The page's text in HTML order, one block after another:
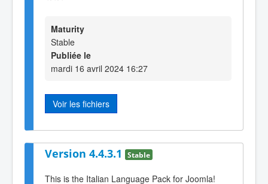
Maturity
Stable
Publiée le
mardi 16 avril 2024 16:27
Voir les fichiers
Version 4.4.3.1 Stable
This is the Italian Language Pack for Joomla!